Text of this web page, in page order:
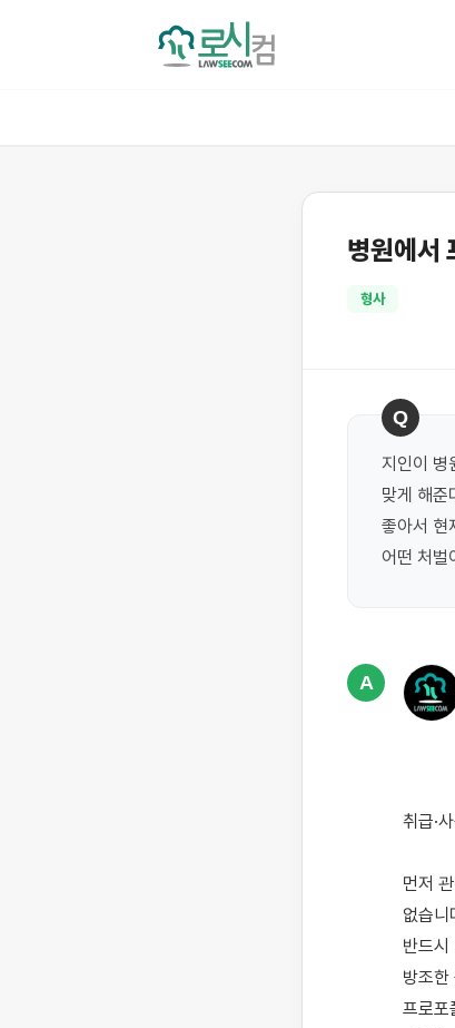
병원에서
형사
Q
지인이 병
맞게 해준
좋아서 현
어떤 처벌
A
취급·
먼저
없습니
반드
방조
프로포